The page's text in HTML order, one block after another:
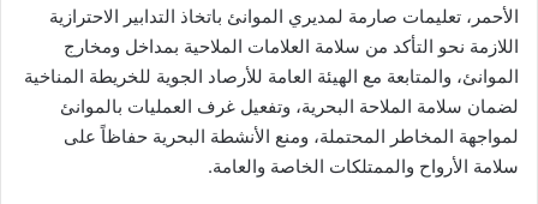
الأحمر، تعليمات صارمة لمديري الموانئ باتخاذ التدابير الاحترازية
اللازمة نحو التأكد من سلامة العلامات الملاحية بمداخل ومخارج
الموانئ، والمتابعة مع الهيئة العامة للأرصاد الجوية للخريطة المناخية
لضمان سلامة الملاحة البحرية، وتفعيل غرف العمليات بالموانئ
لمواجهة المخاطر المحتملة، ومنع الأنشطة البحرية حفاظاً على
سلامة الأرواح والممتلكات الخاصة والعامة.